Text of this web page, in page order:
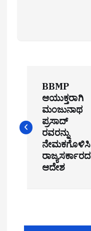
s
t
BBMP
ಆಯುಕ್ತರಾಗಿ
ಮಂಜುನಾಥ
ಪ್ರಸಾದ್
ರವರನ್ನು
ನೇಮಕಗೊಳಿಸಿ
ರಾಜ್ಯಸರ್ಕಾರದ
ಆದೇಶ